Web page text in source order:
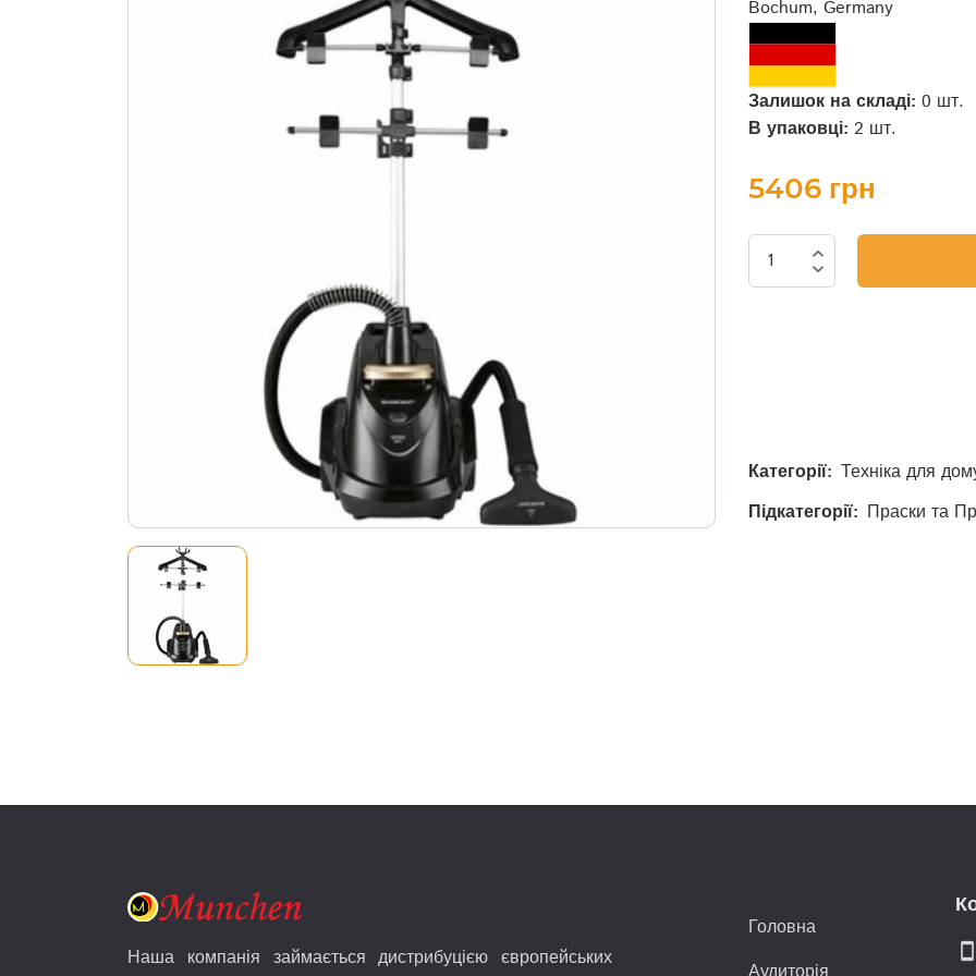
Bochum, Germany
Залишок на складі: 0 шт.
В упаковці: 2 шт.
5406 грн
expand_less
expand_more
Категорії: Техніка для
Підкатегорії: Праски та
Наша компанія займається дистрибуцією європейських
Головна
smartphone